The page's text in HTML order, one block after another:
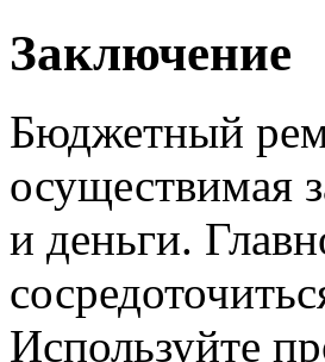
Заключение
Бюджетный
осуществимая
и деньги.
Используйте